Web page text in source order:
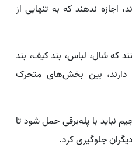
اجازه ندهند که به تنهایی از
که شال، لباس، بند کیف، بند
بین بخش‌های متحرک
نباید با پله‌برقی حمل شود تا
جلوگیری کرد.